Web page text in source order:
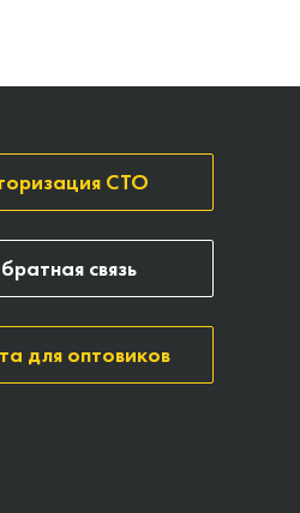
СТО
для оптовиков
связь